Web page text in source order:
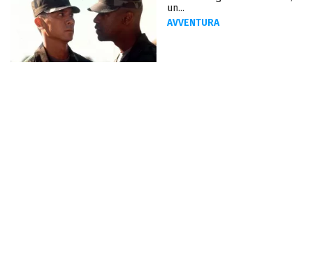
un...
AVVENTURA